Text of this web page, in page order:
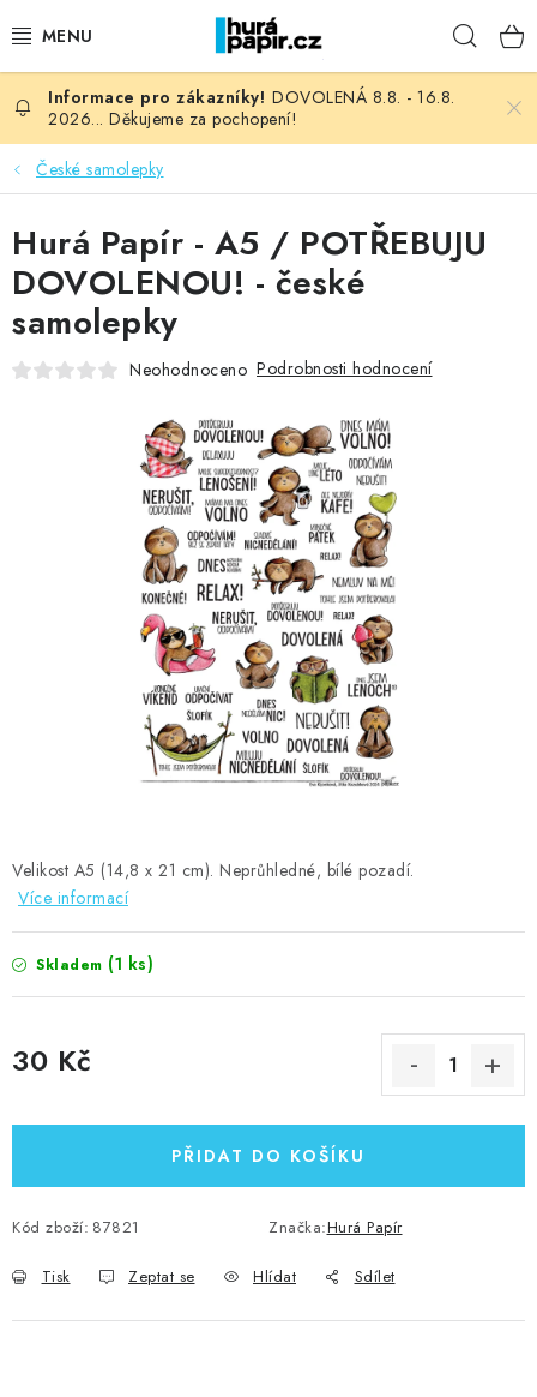
na
NOVINKY
HURÁ DÍLNA
VŠECHNO ZBOŽÍ
KNIHAŘSKÝ MATERIÁL
FOTORECENZE
MOJE OBJEDNÁVKA
Kontakty Moje objednávka
Oblíbené ♥️
Hodnocení obchodu
Obchodní podmínky
Podmínky ochrany osobních údajů
Ověřování recenzí
DOVOLENÁ 8.8. - 16.8.
2026... Děkujeme za pochopení!
České samolepky
Velikost A5 (14,8 x 21 cm). Neprůhledné, bílé pozadí.
Více informací
Skladem (1 ks)
30 Kč
PŘIDAT DO KOŠÍKU
Kód zboží: 87821 Značka:Hurá Papír
Tisk Zeptat se Hlídat Sdílet
Hurá Papír - A5 / POTŘEBUJU
DOVOLENOU! - české
samolepky
Neohodnoceno Podrobnosti hodnocení